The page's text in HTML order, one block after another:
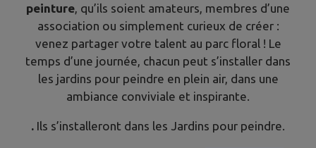
peinture, qu’ils soient amateurs, membres d’une
association ou simplement curieux de créer :
venez partager votre talent au parc floral ! Le
temps d’une journée, chacun peut s’installer dans
les jardins pour peindre en plein air, dans une
ambiance conviviale et inspirante.
. Ils s’installeront dans les Jardins pour peindre.